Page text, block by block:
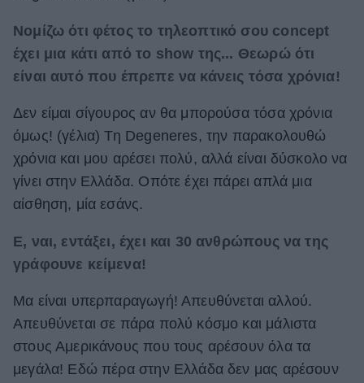
Νομίζω ότι φέτος το τηλεοπτικό σου concept
έχει μια κάτι από το show της... Θεωρώ ότι
είναι αυτό που έπρεπε να κάνεις τόσα χρόνια!
Δεν είμαι σίγουρος αν θα μπορούσα τόσα χρόνια
όμως! (γέλια) Τη Degeneres, την παρακολουθώ
χρόνια και μου αρέσει πολύ, αλλά είναι δύσκολο να
γίνει στην Ελλάδα. Οπότε έχει πάρει απλά μια
αίσθηση, μία εσάνς.
Ε, ναι, εντάξει, έχει και 30 ανθρώπους να της
γράφουνε κείμενα!
Μα είναι υπερπαραγωγή! Απευθύνεται αλλού.
Απευθύνεται σε πάρα πολύ κόσμο και μάλιστα
στους Αμερικάνους που τους αρέσουν όλα τα
μεγάλα! Εδώ πέρα στην Ελλάδα δεν μας αρέσουν